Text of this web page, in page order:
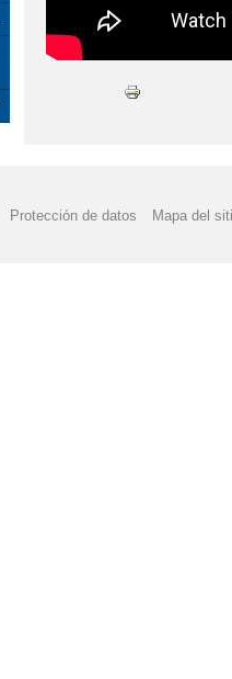
Protección de datos Mapa del